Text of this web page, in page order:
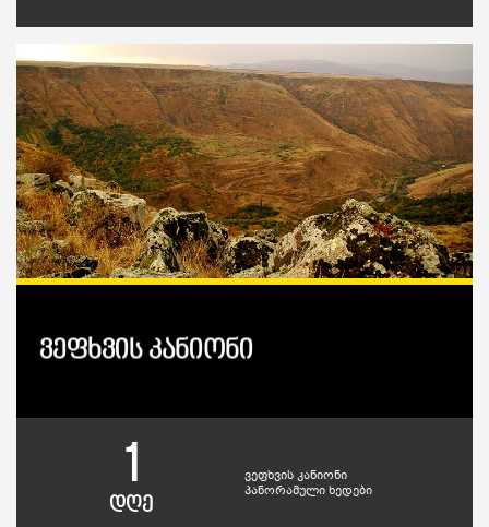
ვეფხვის კანიონი
1
დღე
ვეფხვის კანიონი
პანორამული ხედები